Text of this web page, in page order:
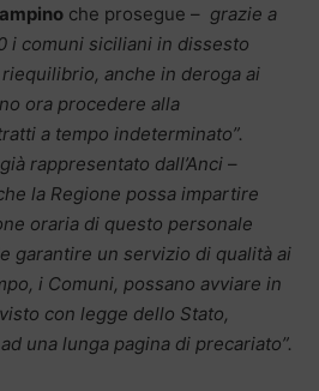
che prosegue – grazie a
i comuni siciliani in dissesto
anche in deroga ai
ora procedere alla
a tempo indeterminato”.
rappresentato dall’Anci –
la Regione possa impartire
oraria di questo personale
garantire un servizio di qualità ai
i Comuni, possano avviare in
con legge dello Stato,
una lunga pagina di precariato”.